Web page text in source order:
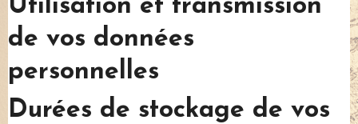
Utilisation et transmission
de vos données
personnelles
Durées de stockage de vos